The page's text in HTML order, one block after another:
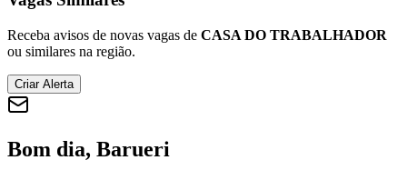
Receba avisos de novas vagas de CASA DO TRABALHADOR
ou similares na região.
Criar Alerta
Bom dia, Barueri